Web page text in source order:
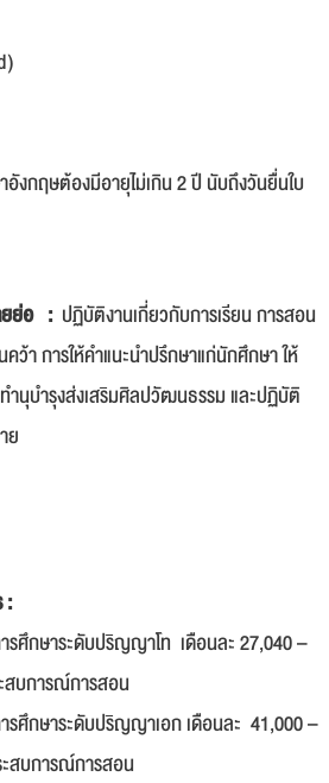
งกฤษต้องมีอายุไม่เกิน 2 ปี นับถึงวันยื่นใบ
ยย่อ :ปฏิบัติงานเกี่ยวกับการเรียน การสอน
ว้า การให้คำแนะนำปรึกษาแก่นักศึกษา ให้
ำนุบำรุงส่งเสริมศิลปวัฒนธรรม และปฏิบัติ
ย
:
ารศึกษาระดับปริญญาโท เดือนละ 27,040 –
สบการณ์การสอน
ารศึกษาระดับปริญญาเอก เดือนละ 41,000 –
สบการณ์การสอน